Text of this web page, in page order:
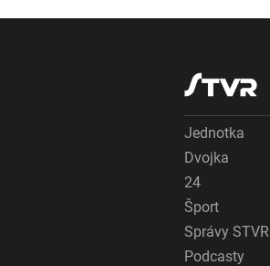
Jednotka
Dvojka
24
Šport
Správy STVR
Podcasty